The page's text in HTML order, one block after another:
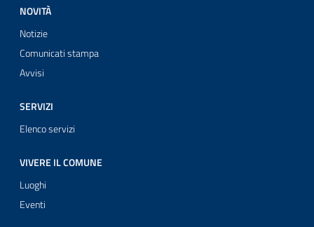
NOVITÀ
Notizie
Comunicati stampa
Avvisi
SERVIZI
Elenco servizi
VIVERE IL COMUNE
Luoghi
Eventi